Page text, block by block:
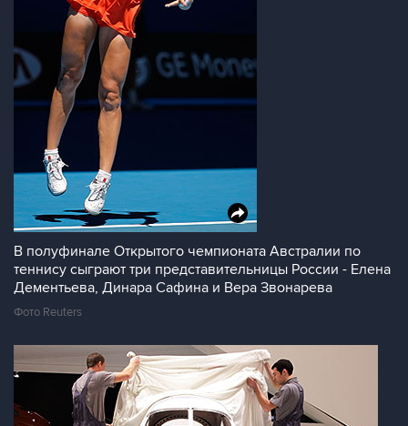
В полуфинале Открытого чемпионата Австралии по
теннису сыграют три представительницы России - Елена
Дементьева, Динара Сафина и Вера Звонарева
Фото Reuters